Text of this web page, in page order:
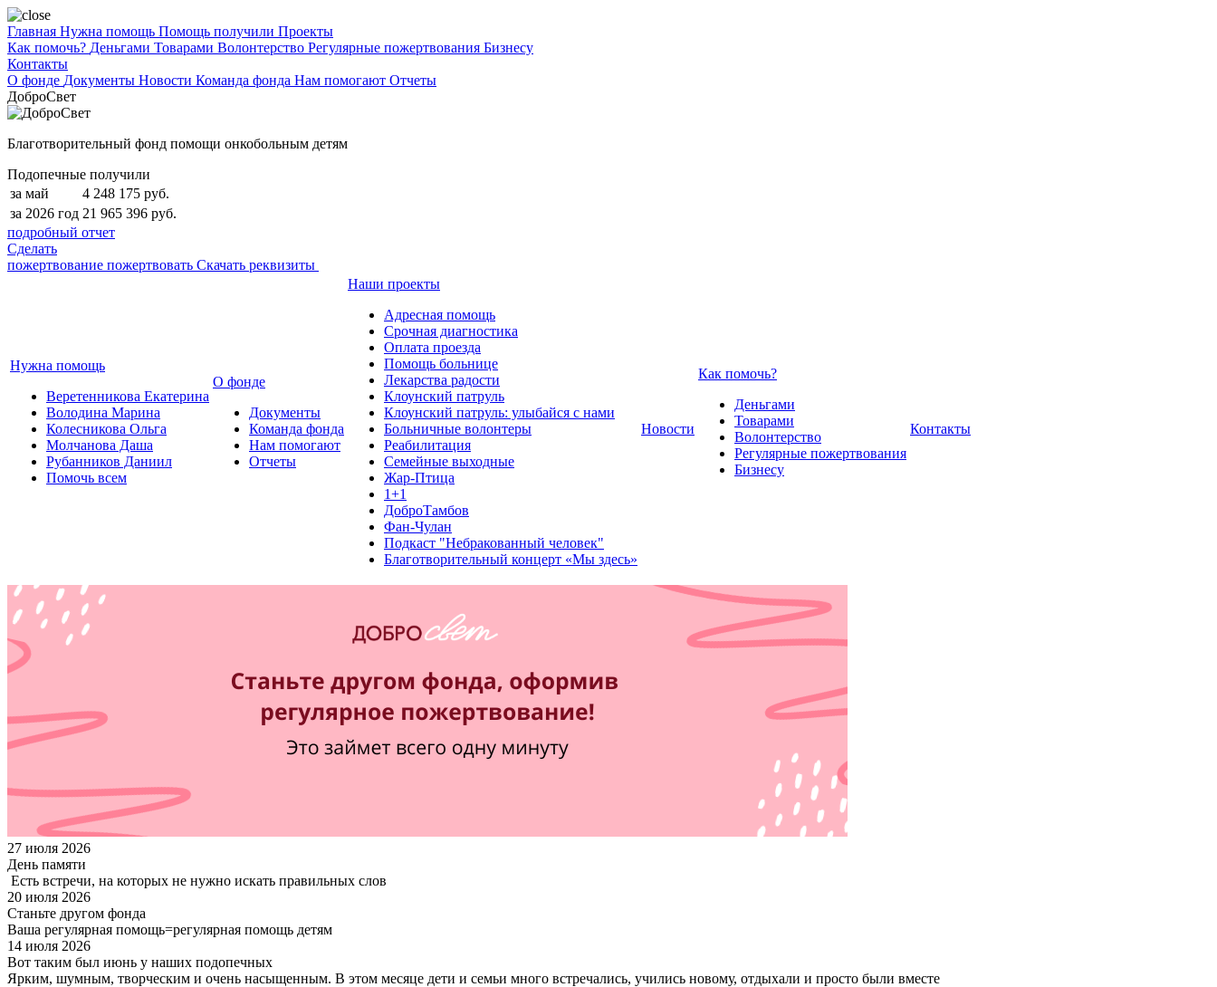
Главная Нужна помощь Помощь получили Проекты
Как помочь? Деньгами Товарами Волонтерство Регулярные пожертвования Бизнесу
Контакты
О фонде Документы Новости Команда фонда Нам помогают Отчеты
ДоброСвет
Благотворительный фонд помощи онкобольным детям
Подопечные получили
за май
4 248 175 руб.
за 2026 год 21 965 396 руб.
подробный отчет
Сделать
пожертвование пожертвовать Скачать реквизиты
Нужна помощь
Веретенникова Екатерина
Володина Марина
Колесникова Ольга
Молчанова Даша
Рубанников Даниил
Помочь всем
О фонде
Документы
Команда фонда
Нам помогают
Отчеты
Наши проекты
Адресная помощь
Срочная диагностика
Оплата проезда
Помощь больнице
Лекарства радости
Клоунский патруль
Клоунский патруль: улыбайся с нами
Больничные волонтеры
Реабилитация
Семейные выходные
Жар-Птица
1+1
ДоброТамбов
Фан-Чулан
Подкаст "Небракованный человек"
Благотворительный концерт «Мы здесь»
Новости
Как помочь?
Деньгами
Товарами
Волонтерство
Регулярные пожертвования
Бизнесу
Контакты
27 июля 2026
День памяти
Есть встречи, на которых не нужно искать правильных слов
20 июля 2026
Станьте другом фонда
Ваша регулярная помощь=регулярная помощь детям
14 июля 2026
Вот таким был июнь у наших подопечных
Ярким, шумным, творческим и очень насыщенным. В этом месяце дети и семьи много встречались, учились новому, отдыхали и просто были вместе